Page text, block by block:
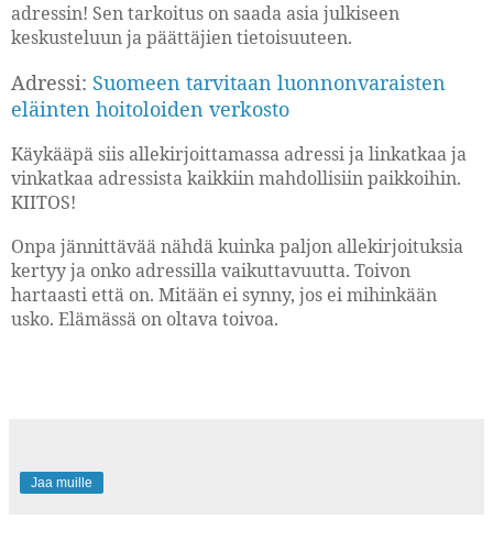
adressin! Sen tarkoitus on saada asia julkiseen
keskusteluun ja päättäjien tietoisuuteen.
Adressi: Suomeen tarvitaan luonnonvaraisten
eläinten hoitoloiden verkosto
Käykääpä siis allekirjoittamassa adressi ja linkatkaa ja
vinkatkaa adressista kaikkiin mahdollisiin paikkoihin.
KIITOS!
Onpa jännittävää nähdä kuinka paljon allekirjoituksia
kertyy ja onko adressilla vaikuttavuutta. Toivon
hartaasti että on. Mitään ei synny, jos ei mihinkään
usko. Elämässä on oltava toivoa.
Jaa muille